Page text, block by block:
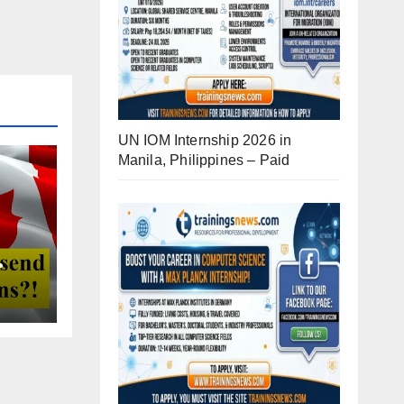
UN IOM Internship 2026 in
Manila, Philippines – Paid